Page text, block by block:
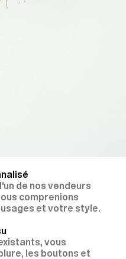
de nos vendeurs
comprenions
et votre style.
vous
les boutons et